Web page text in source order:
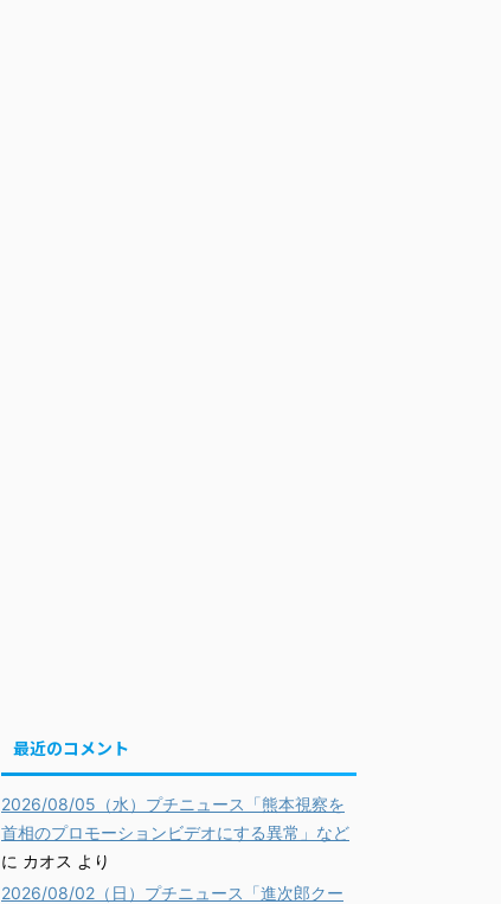
最近のコメント
2026/08/05（水）プチニュース「熊本視察を
首相のプロモーションビデオにする異常」など
に カオス より
2026/08/02（日）プチニュース「進次郎クー